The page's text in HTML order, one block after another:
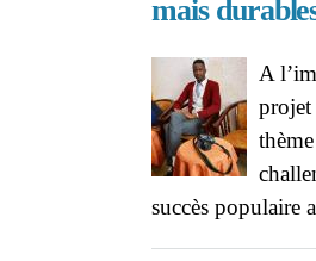
mais
A
projet
succès populaire